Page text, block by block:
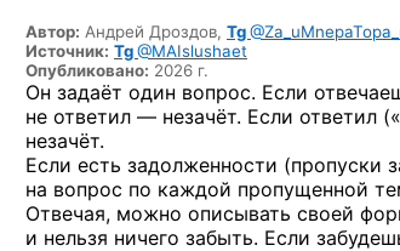
Автор: Андрей Дроздов, Tg
Источник: Tg@MAIslushaet
Опубликовано: 2026 г.
Он задаёт один вопрос. Если
не ответил — незачёт. Если ответил
незачёт.
Если есть задолженности (пропуски
на вопрос по каждой пропущенной
Отвечая, можно описывать своей
и нельзя ничего забыть. Если